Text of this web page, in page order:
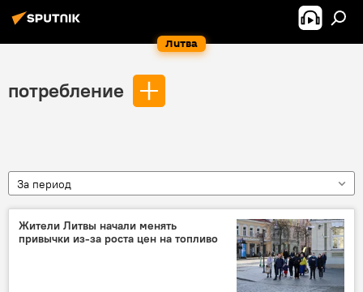
Литва
потребление
За период
Жители Литвы начали менять
привычки из-за роста цен на топливо